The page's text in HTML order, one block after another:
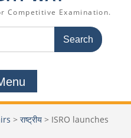
Competitive Examination.
> राष्ट्रीय > ISRO launches